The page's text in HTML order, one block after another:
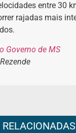
entre 30
rajadas mais
Governo de MS